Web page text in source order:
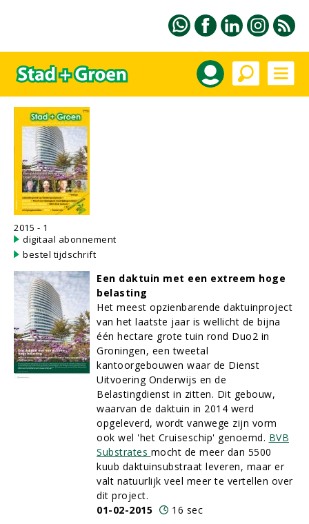
2015 - 1
digitaal abonnement
bestel tijdschrift
Een daktuin met een extreem hoge
belasting
Het meest opzienbarende daktuinproject
van het laatste jaar is wellicht de bijna
één hectare grote tuin rond Duo2 in
Groningen, een tweetal
kantoorgebouwen waar de Dienst
Uitvoering Onderwijs en de
Belastingdienst in zitten. Dit gebouw,
waarvan de daktuin in 2014 werd
opgeleverd, wordt vanwege zijn vorm
ook wel 'het Cruiseschip' genoemd. BVB
Substrates mocht de meer dan 5500
kuub daktuinsubstraat leveren, maar er
valt natuurlijk veel meer te vertellen over
dit project.
01-02-2015
16 sec